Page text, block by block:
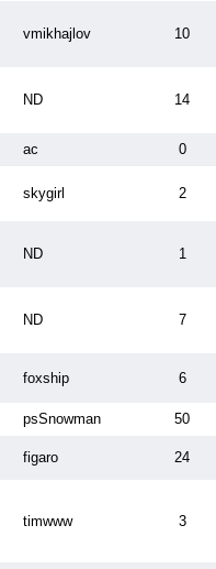
vmikhajlov 10
ND 14
ac 0
skygirl 2
ND 1
ND 7
foxship 6
psSnowman 50
figaro 24
timwww 3